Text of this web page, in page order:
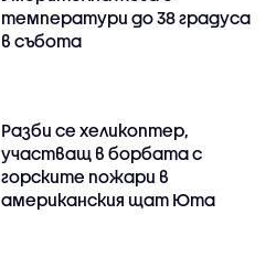
температури до 38 градуса
в събота
Разби се хеликоптер,
участващ в борбата с
горските пожари в
американския щат Юта